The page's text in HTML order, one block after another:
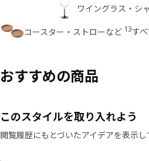
ワイングラス・シ
コースター・ストローなど 13す
おすすめの商品
このスタイルを取り入れよう
閲覧履歴にもとづいたアイデアを表示し